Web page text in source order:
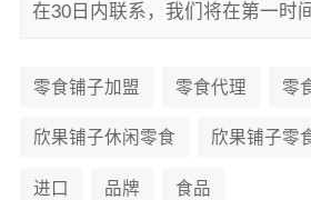
在30日内联系，我们将在第一时
零食铺子加盟 零食代理 零
欣果铺子休闲零食 欣果铺子零
进口 品牌 食品